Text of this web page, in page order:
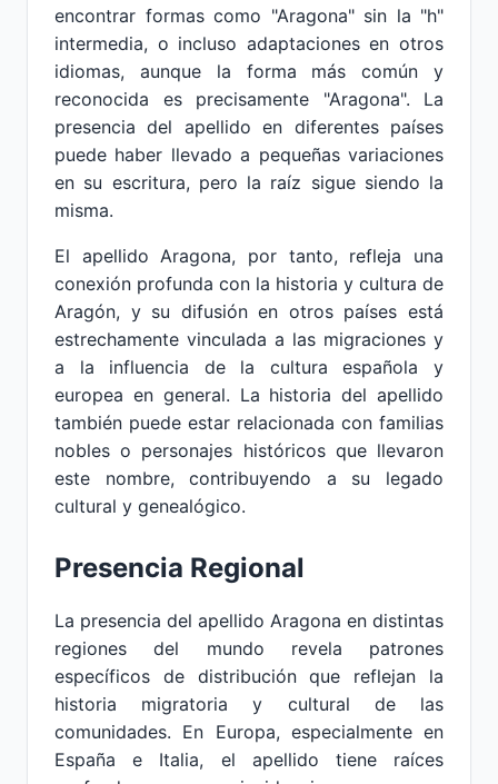
encontrar formas como "Aragona" sin la "h"
intermedia, o incluso adaptaciones en otros
idiomas, aunque la forma más común y
reconocida es precisamente "Aragona". La
presencia del apellido en diferentes países
puede haber llevado a pequeñas variaciones
en su escritura, pero la raíz sigue siendo la
misma.
El apellido Aragona, por tanto, refleja una
conexión profunda con la historia y cultura de
Aragón, y su difusión en otros países está
estrechamente vinculada a las migraciones y
a la influencia de la cultura española y
europea en general. La historia del apellido
también puede estar relacionada con familias
nobles o personajes históricos que llevaron
este nombre, contribuyendo a su legado
cultural y genealógico.
Presencia Regional
La presencia del apellido Aragona en distintas
regiones del mundo revela patrones
específicos de distribución que reflejan la
historia migratoria y cultural de las
comunidades. En Europa, especialmente en
España e Italia, el apellido tiene raíces